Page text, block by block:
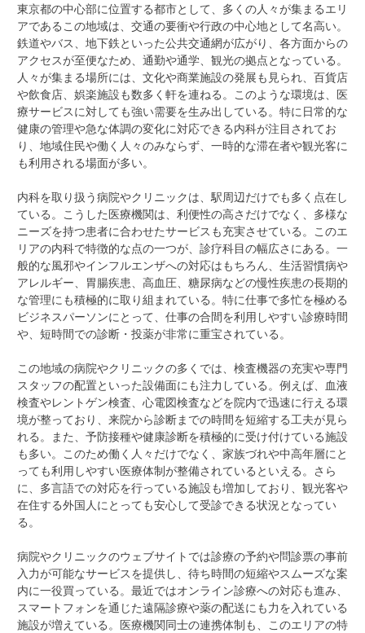
東京都の中心部に位置する都市として、多くの人々が集まるエリ
アであるこの地域は、交通の要衝や行政の中心地として名高い。
鉄道やバス、地下鉄といった公共交通網が広がり、各方面からの
アクセスが至便なため、通勤や通学、観光の拠点となっている。
人々が集まる場所には、文化や商業施設の発展も見られ、百貨店
や飲食店、娯楽施設も数多く軒を連ねる。このような環境は、医
療サービスに対しても強い需要を生み出している。特に日常的な
健康の管理や急な体調の変化に対応できる内科が注目されてお
り、地域住民や働く人々のみならず、一時的な滞在者や観光客に
も利用される場面が多い。
内科を取り扱う病院やクリニックは、駅周辺だけでも多く点在し
ている。こうした医療機関は、利便性の高さだけでなく、多様な
ニーズを持つ患者に合わせたサービスも充実させている。このエ
リアの内科で特徴的な点の一つが、診疗科目の幅広さにある。一
般的な風邪やインフルエンザへの対応はもちろん、生活習慣病や
アレルギー、胃腸疾患、高血圧、糖尿病などの慢性疾患の長期的
な管理にも積極的に取り組まれている。特に仕事で多忙を極める
ビジネスパーソンにとって、仕事の合間を利用しやすい診療時間
や、短時間での診断・投薬が非常に重宝されている。
この地域の病院やクリニックの多くでは、検査機器の充実や専門
スタッフの配置といった設備面にも注力している。例えば、血液
検査やレントゲン検査、心電図検査などを院内で迅速に行える環
境が整っており、来院から診断までの時間を短縮する工夫が見ら
れる。また、予防接種や健康診断を積極的に受け付けている施設
も多い。このため働く人々だけでなく、家族づれや中高年層にと
っても利用しやすい医療体制が整備されているといえる。さら
に、多言語での対応を行っている施設も増加しており、観光客や
在住する外国人にとっても安心して受診できる状況となってい
る。
病院やクリニックのウェブサイトでは診療の予約や問診票の事前
入力が可能なサービスを提供し、待ち時間の短縮やスムーズな案
内に一役買っている。最近ではオンライン診療への対応も進み、
スマートフォンを通じた遠隔診療や薬の配送にも力を入れている
施設が増えている。医療機関同士の連携体制も、このエリアの特